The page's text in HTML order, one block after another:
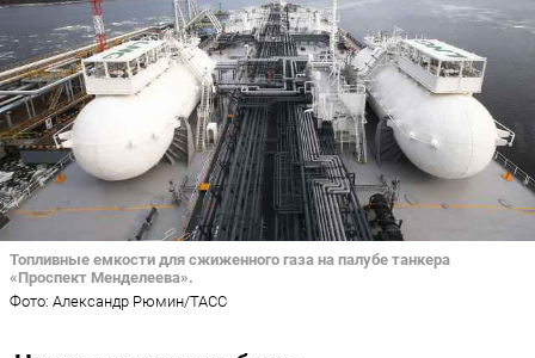
Топливные емкости для сжиженного газа на палубе танкера
«Проспект Менделеева».
Фото: Александр Рюмин/ТАСС